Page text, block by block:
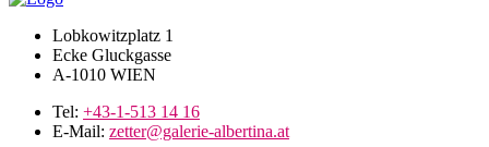
Lobkowitzplatz 1
Ecke Gluckgasse
A-1010 WIEN
Tel: +43-1-513 14 16
E-Mail: zetter@galerie-albertina.at